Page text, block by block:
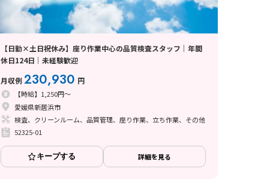
【日勤×土日祝休み】座り作業中心の品質検査スタッフ｜年間
休日124日｜未経験歓迎
月収例230,930 円
【時給】1,250円～
愛媛県新居浜市
検査、クリーンルーム、品質管理、座り作業、立ち作業、その他
52325-01
キープする 詳細を見る